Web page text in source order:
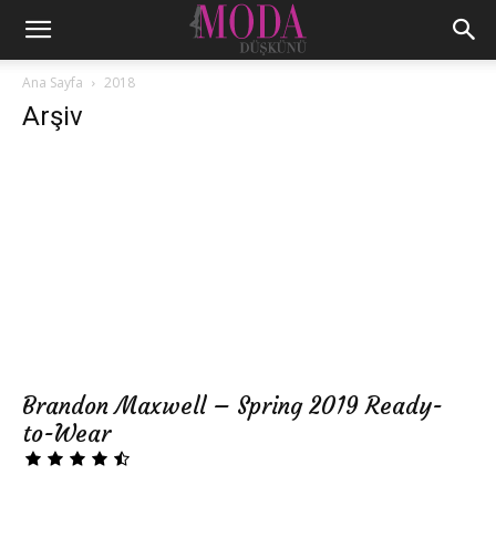
Ana Sayfa 2018
Arşiv
Brandon Maxwell – Spring 2019 Ready-
to-Wear